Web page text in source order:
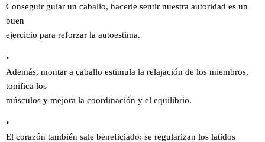
Conseguir guiar un caballo, hacerle sentir nuestra autoridad es un
buen
ejercicio para reforzar la autoestima.
•
Además, montar a caballo estimula la relajación de los miembros,
tonifica los
músculos y mejora la coordinación y el equilibrio.
•
El corazón también sale beneficiado: se regularizan los latidos